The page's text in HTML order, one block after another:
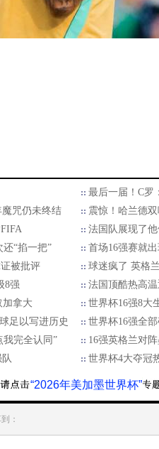
最后一届！C罗
咒仍未终结
震惊！哈兰德
法国队展现了
“掐一把”
首场16强赛就
被批评
球迷疯了 英格
8强
法国顶酷热高
加拿大
世界杯16强8大
足以写进历史
世界杯16强全
我完全认同”
16强英格兰对
世界杯4大夺冠
“2026年美加墨世界杯”
：